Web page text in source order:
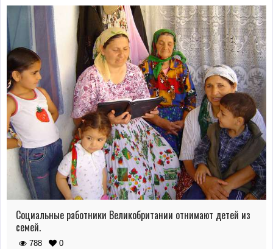
Социальные работники Великобритании отнимают детей из
семей.
788
0